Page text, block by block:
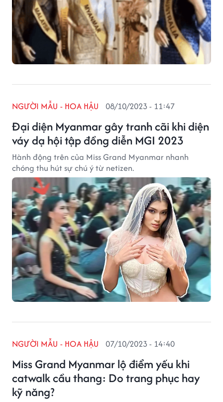
Đại diện Myanmar gây tranh cãi khi diện
váy dạ hội tập đồng diễn MGI 2023
NGƯỜI MẪU - HOA HẬU 08/10/2023 - 11:47
Hành động trên của Miss Grand Myanmar nhanh
chóng thu hút sự chú ý từ netizen.
Miss Grand Myanmar lộ điểm yếu khi
catwalk cầu thang: Do trang phục hay
kỹ năng?
NGƯỜI MẪU - HOA HẬU 07/10/2023 - 14:40